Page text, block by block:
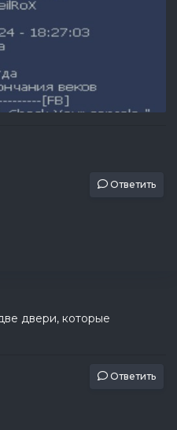
Ответить
двери, которые
Ответить